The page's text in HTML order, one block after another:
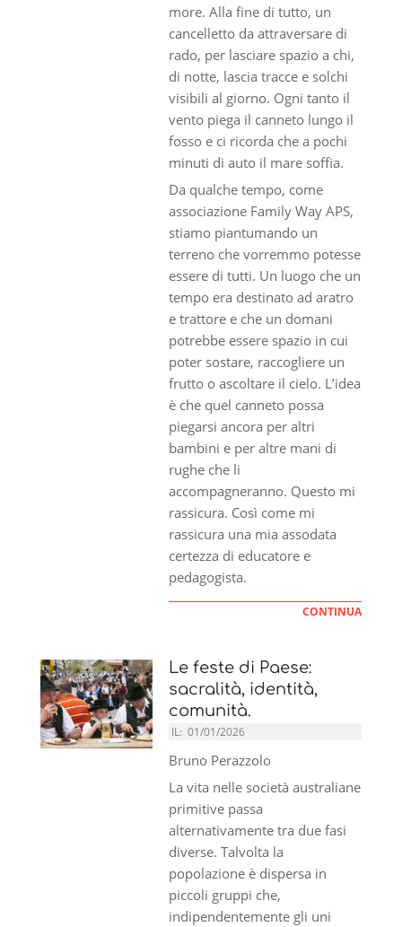
more. Alla fine di tutto, un
cancelletto da attraversare di
rado, per lasciare spazio a chi,
di notte, lascia tracce e solchi
visibili al giorno. Ogni tanto il
vento piega il canneto lungo il
fosso e ci ricorda che a pochi
minuti di auto il mare soffia.
Da qualche tempo, come
associazione Family Way APS,
stiamo piantumando un
terreno che vorremmo potesse
essere di tutti. Un luogo che un
tempo era destinato ad aratro
e trattore e che un domani
potrebbe essere spazio in cui
poter sostare, raccogliere un
frutto o ascoltare il cielo. L’idea
è che quel canneto possa
piegarsi ancora per altri
bambini e per altre mani di
rughe che li
accompagneranno. Questo mi
rassicura. Così come mi
rassicura una mia assodata
certezza di educatore e
pedagogista.
CONTINUA
Le feste di Paese:
sacralità, identità,
comunità.
IL: 01/01/2026
Bruno Perazzolo
La vita nelle società australiane
primitive passa
alternativamente tra due fasi
diverse. Talvolta la
popolazione è dispersa in
piccoli gruppi che,
indipendentemente gli uni